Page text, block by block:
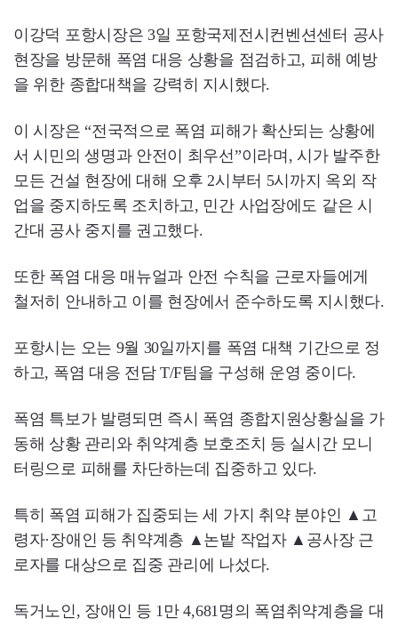
이강덕 포항시장은 3일 포항국제전시컨벤션센터 공사
현장을 방문해 폭염 대응 상황을 점검하고, 피해 예방
을 위한 종합대책을 강력히 지시했다.
이 시장은 “전국적으로 폭염 피해가 확산되는 상황에
서 시민의 생명과 안전이 최우선”이라며, 시가 발주한
모든 건설 현장에 대해 오후 2시부터 5시까지 옥외 작
업을 중지하도록 조치하고, 민간 사업장에도 같은 시
간대 공사 중지를 권고했다.
또한 폭염 대응 매뉴얼과 안전 수칙을 근로자들에게
철저히 안내하고 이를 현장에서 준수하도록 지시했다.
포항시는 오는 9월 30일까지를 폭염 대책 기간으로 정
하고, 폭염 대응 전담 T/F팀을 구성해 운영 중이다.
폭염 특보가 발령되면 즉시 폭염 종합지원상황실을 가
동해 상황 관리와 취약계층 보호조치 등 실시간 모니
터링으로 피해를 차단하는데 집중하고 있다.
특히 폭염 피해가 집중되는 세 가지 취약 분야인 ▲고
령자·장애인 등 취약계층 ▲논밭 작업자 ▲공사장 근
로자를 대상으로 집중 관리에 나섰다.
독거노인, 장애인 등 1만 4,681명의 폭염취약계층을 대